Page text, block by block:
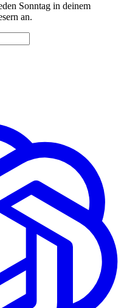
Sonntag in deinem
an.